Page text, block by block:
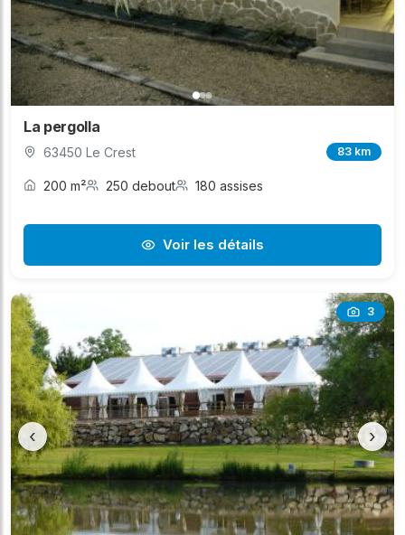
La pergolla
63450 Le Crest 83 km
200 m² 250 debout 180 assises
Voir les détails
3
‹ ›